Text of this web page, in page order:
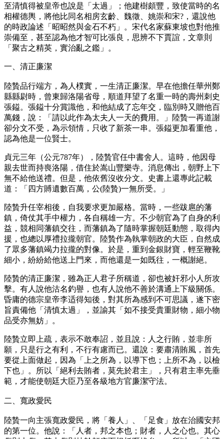
至清慎得被皇帝也說是「太過」；他建樹頗豐，致使當時的名
相權德輿，將他比同名相房玄齡、魏徵、姚崇和宋?，還說他
的時政論述「昭昭然與金石不朽」。宋代名家蘇東坡也對他推
崇備至，甚至認為他才智可比張良，思辨不下賈誼，文章則
「聚古之精英，實治亂之鑑」。
一、清正廉潔
陸贄品行端方，為人樸實，一生清正廉潔。早在他擔任華州鄭
縣縣尉時，曾東歸洛陽省母，順道拜望了名重一時的壽州刺史
張鎰。張鎰十分賞識他，和他結成了忘年交，臨別時又贈他百
萬錢，說：「請以此作為太夫人一天的費用。」陸贄一再道謝
卻分文不受，為示領情，只收了新茶一串。張鎰更加看重他，
認為他是一位賢士。
貞元三年（公元787年），陸贄官任中書舍人。這時，他因母
親去世而持喪洛陽，借住於嵩山豐樂寺。消息傳出，朝野上下
無不給他送禮。但是，他依舊沒收分文。史書上還專此記載
道：「四方賻遺數百萬，公(陸贄)一無所受。」
陸贄升任宰相後，自我要求更加嚴格。當時，一些跋扈的藩
鎮，倚仗其手中權力，各自稱雄一方。不少朝官為了自身的利
益，競相同藩鎮交往，而藩鎮為了隨時掌握朝廷動態，取得內
援，也總以厚禮拉攏朝官。陸贄作為執掌朝政的大臣，自然成
了眾多藩鎮竭力拉攏的對像。於是，重到金銀財寶，輕至鞭靴
細小，紛紛給他送上門來，而他還是一如既往，一概謝絕。
陸贄的清正廉潔，雖為正人君子所稱道，卻也被奸邪小人所攻
擊。有人說他沽名釣譽，也有人說他不善於溝通上下級關係。
昏庸的德宗皇帝李适得知後，對其所為感到不可思議，遂下密
旨責備他「清慎太過」，並諭其「如不接受貴重財物，細小物
品受亦無妨」。
陸贄立即上疏，表示不敢奉詔，並且說：人之行賄，並非所
願，只是行之有利，不行有慮而已。還說：要肅清賄風，首先
要從上面做起，因為「上之所為，以導下也；上所不為，以檢
下也」。所以「絕利去賄者，莫先於君主」，只有君主率先垂
範，才能使朝廷大臣乃至各級地方官廉潔守法。
二、寬政愛民
陸贄一向主張寬政愛民，將「養人」、「足食」放在治國安邦
的第一位。他說：「人者，邦之本也；財者，人之心也。其心